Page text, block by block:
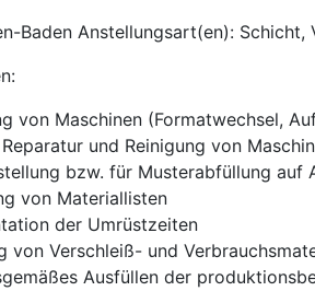
Baden Anstellungsart(en): Schicht,
von Maschinen (Formatwechsel,
und Reinigung von
bzw. für Musterabfüllung auf
von Materiallisten
der Umrüstzeiten
von Verschleiß- und
Ausfüllen der